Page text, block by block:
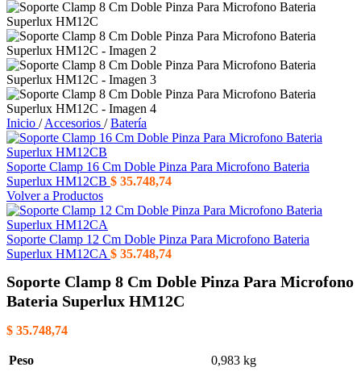
Inicio / Accesorios / Batería
Soporte Clamp 16 Cm Doble Pinza Para Microfono Bateria
Superlux HM12CB $ 35.748,74
Volver a Productos
Soporte Clamp 12 Cm Doble Pinza Para Microfono Bateria
Superlux HM12CA $ 35.748,74
Soporte Clamp 8 Cm Doble Pinza Para Microfono
Bateria Superlux HM12C
$ 35.748,74
Peso 0,983 kg